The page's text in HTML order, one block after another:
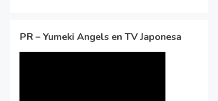
PR – Yumeki Angels en TV Japonesa